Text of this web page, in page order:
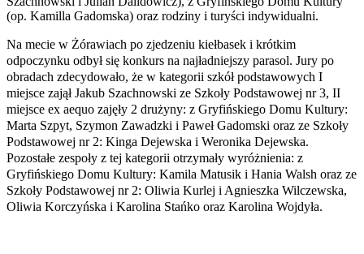
(op. Kamilla Gadomska) oraz rodziny i turyści indywidualni.
Na mecie w Żórawiach po zjedzeniu kiełbasek i krótkim
odpoczynku odbył się konkurs na najładniejszy parasol. Jury po
obradach zdecydowało, że w kategorii szkół podstawowych I
miejsce zajął Jakub Szachnowski ze Szkoły Podstawowej nr 3, II
miejsce ex aequo zajęły 2 drużyny: z Gryfińskiego Domu Kultury:
Marta Szpyt, Szymon Zawadzki i Paweł Gadomski oraz ze Szkoły
Podstawowej nr 2: Kinga Dejewska i Weronika Dejewska.
Pozostałe zespoły z tej kategorii otrzymały wyróżnienia: z
Gryfińskiego Domu Kultury: Kamila Matusik i Hania Walsh oraz ze
Szkoły Podstawowej nr 2: Oliwia Kurlej i Agnieszka Wilczewska,
Oliwia Korczyńska i Karolina Stańko oraz Karolina Wojdyła.